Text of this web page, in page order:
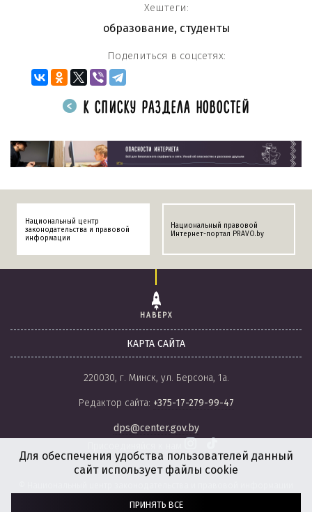
Хештеги:
образование, студенты
Поделиться в соцсетях:
К СПИСКУ РАЗДЕЛА НОВОСТЕЙ
Национальный центр
законодательства и правовой
информации
Национальный правовой
Интернет-портал PRAVO.by
НАВЕРХ
КАРТА САЙТА
220030, г. Минск, ул. Берсона, 1а.
Редактор сайта: +375-17-279-99-47
dps@center.gov.by
Республики Беларусь, 2008-2026.
Для обеспечения удобства пользователей данный
сайт использует файлы cookie
ПРИНЯТЬ ВСЕ